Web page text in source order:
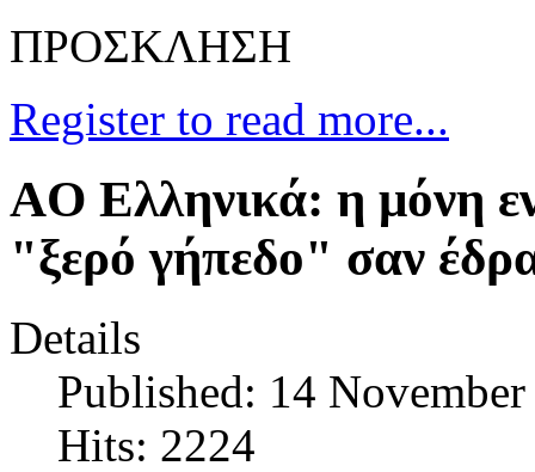
ΠΡΟΣΚΛΗΣΗ
Register to read more...
AO Ελληνικά: η μόνη
"ξερό γήπεδο" σαν
Details
Published: 14
Hits: 2224